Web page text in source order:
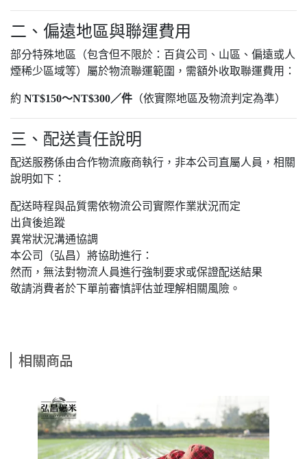
二、偏遠地區與聯運費用
部分特殊地區（包含但不限於：百貨公司、山區、偏遠或人
煙稀少區域等）屬於物流聯運範圍，需額外收取聯運費用：
約 NT$150～NT$300／件 （依實際地區及物流判定為準）
三、配送責任說明
配送服務係由合作物流廠商執行，非本公司直屬人員，相關
說明如下：
配送時程與品質需依物流公司實際作業狀況而定
出貨後追蹤
異常狀況溝通協調
本公司（弘昌）將協助進行：
然而，無法對物流人員進行強制要求或保證配送結果
敬請消費者於下單前審慎評估並理解相關風險。
相關商品